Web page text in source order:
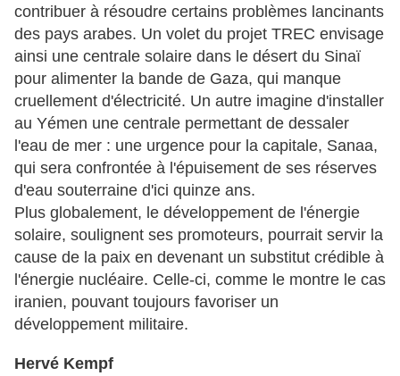
contribuer à résoudre certains problèmes lancinants
des pays arabes. Un volet du projet TREC envisage
ainsi une centrale solaire dans le désert du Sinaï
pour alimenter la bande de Gaza, qui manque
cruellement d'électricité. Un autre imagine d'installer
au Yémen une centrale permettant de dessaler
l'eau de mer : une urgence pour la capitale, Sanaa,
qui sera confrontée à l'épuisement de ses réserves
d'eau souterraine d'ici quinze ans.
Plus globalement, le développement de l'énergie
solaire, soulignent ses promoteurs, pourrait servir la
cause de la paix en devenant un substitut crédible à
l'énergie nucléaire. Celle-ci, comme le montre le cas
iranien, pouvant toujours favoriser un
développement militaire.
Hervé Kempf